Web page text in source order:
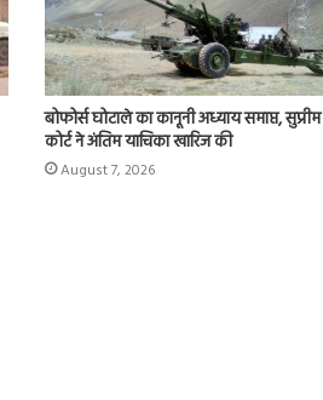
बोफोर्स घोटाले का कानूनी अध्याय समाप्त, सुप्रीम
कोर्ट ने अंतिम याचिका खारिज की
August 7, 2026